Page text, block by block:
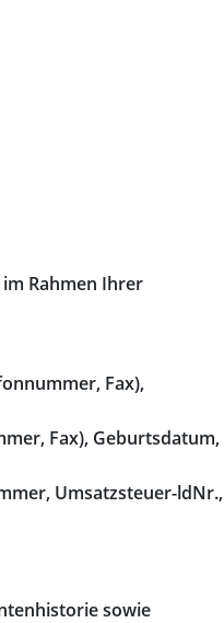
Rahmen Ihrer
Fax),
Fax), Geburtsdatum,
Umsatzsteuer-ldNr.,
sowie